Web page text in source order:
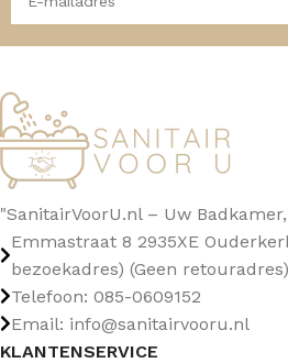
"SanitairVoorU.nl – Uw
Emmastraat 8 2935XE
bezoekadres) (Geen retouradres)
Telefoon: 085-0609152
Email: info@sanitairvooru.nl
KLANTENSERVICE